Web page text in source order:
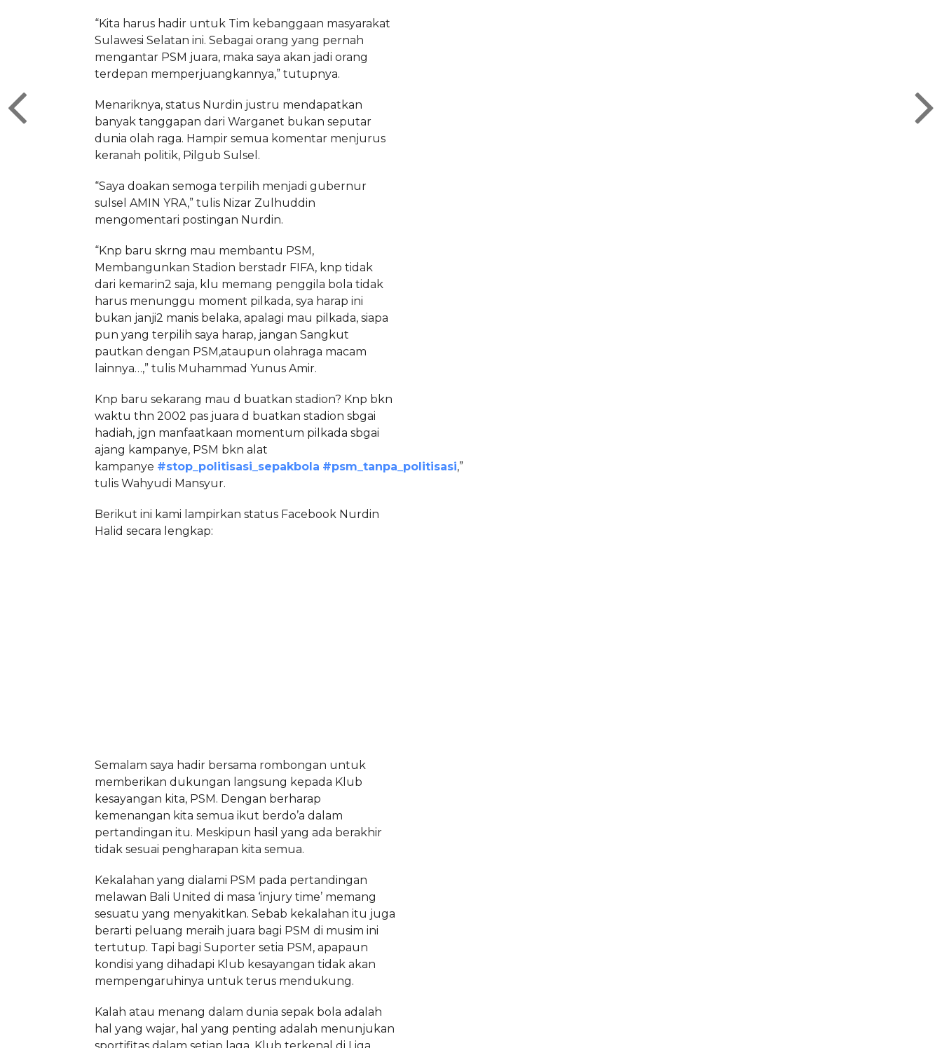
“Kita harus hadir untuk Tim kebanggaan masyarakat
Sulawesi Selatan ini. Sebagai orang yang pernah
mengantar PSM juara, maka saya akan jadi orang
terdepan memperjuangkannya,” tutupnya.
Menariknya, status Nurdin justru mendapatkan
banyak tanggapan dari Warganet bukan seputar
dunia olah raga. Hampir semua komentar menjurus
keranah politik, Pilgub Sulsel.
“Saya doakan semoga terpilih menjadi gubernur
sulsel AMIN YRA,” tulis Nizar Zulhuddin
mengomentari postingan Nurdin.
“Knp baru skrng mau membantu PSM,
Membangunkan Stadion berstadr FIFA, knp tidak
dari kemarin2 saja, klu memang penggila bola tidak
harus menunggu moment pilkada, sya harap ini
bukan janji2 manis belaka, apalagi mau pilkada, siapa
pun yang terpilih saya harap, jangan Sangkut
pautkan dengan PSM,ataupun olahraga macam
lainnya…,” tulis Muhammad Yunus Amir.
Knp baru sekarang mau d buatkan stadion? Knp bkn
waktu thn 2002 pas juara d buatkan stadion sbgai
hadiah, jgn manfaatkaan momentum pilkada sbgai
ajang kampanye, PSM bkn alat
kampanye #stop_politisasi_sepakbola #psm_tanpa_politisasi,”
tulis Wahyudi Mansyur.
Berikut ini kami lampirkan status Facebook Nurdin
Halid secara lengkap:
Semalam saya hadir bersama rombongan untuk
memberikan dukungan langsung kepada Klub
kesayangan kita, PSM. Dengan berharap
kemenangan kita semua ikut berdo’a dalam
pertandingan itu. Meskipun hasil yang ada berakhir
tidak sesuai pengharapan kita semua.
Kekalahan yang dialami PSM pada pertandingan
melawan Bali United di masa ‘injury time’ memang
sesuatu yang menyakitkan. Sebab kekalahan itu juga
berarti peluang meraih juara bagi PSM di musim ini
tertutup. Tapi bagi Suporter setia PSM, apapaun
kondisi yang dihadapi Klub kesayangan tidak akan
mempengaruhinya untuk terus mendukung.
Kalah atau menang dalam dunia sepak bola adalah
hal yang wajar, hal yang penting adalah menunjukan